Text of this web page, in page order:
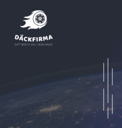
innehåll